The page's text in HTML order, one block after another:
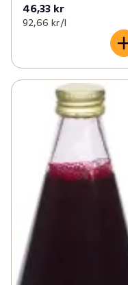
46,33 kr
92,66 kr /l